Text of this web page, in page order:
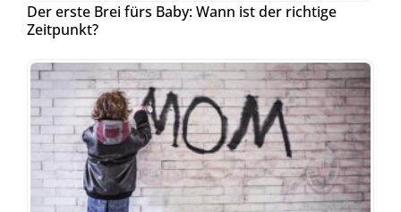
Der erste Brei fürs Baby: Wann ist der richtige
Zeitpunkt?